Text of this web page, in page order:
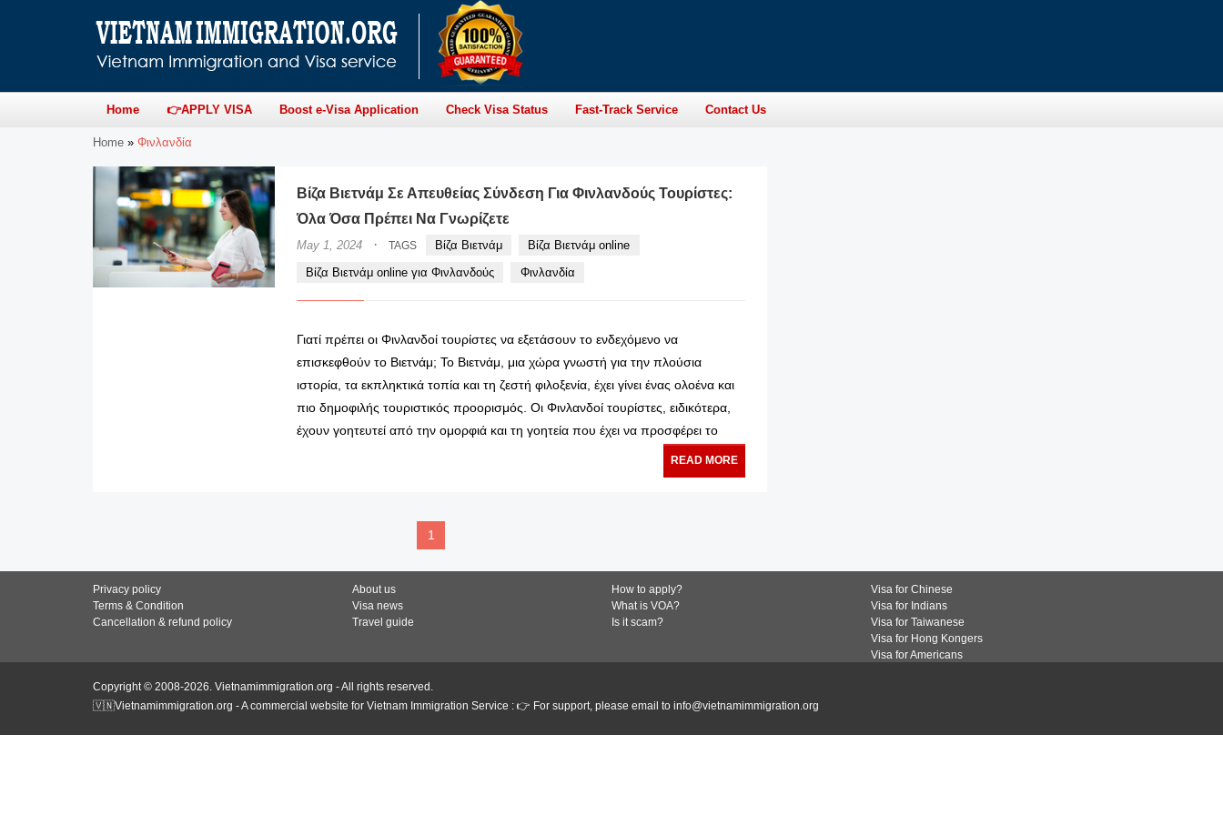
Home 👉APPLY VISA Boost e-Visa Application Check Visa Status Fast-Track Service Contact Us
Home » Φινλανδία
Βίζα Βιετνάμ Σε Απευθείας Σύνδεση Για Φινλανδούς Τουρίστες:
Όλα Όσα Πρέπει Να Γνωρίζετε
May 1, 2024 · TAGS Βίζα Βιετνάμ
Βίζα Βιετνάμ online
Βίζα Βιετνάμ online για Φινλανδούς
Φινλανδία
Γιατί πρέπει οι Φινλανδοί τουρίστες να εξετάσουν το ενδεχόμενο να
επισκεφθούν το Βιετνάμ; Το Βιετνάμ, μια χώρα γνωστή για την πλούσια
ιστορία, τα εκπληκτικά τοπία και τη ζεστή φιλοξενία, έχει γίνει ένας ολοένα και
πιο δημοφιλής τουριστικός προορισμός. Οι Φινλανδοί τουρίστες, ειδικότερα,
έχουν γοητευτεί από την ομορφιά και τη γοητεία που έχει να προσφέρει το
READ MORE
1
Privacy policy
Terms & Condition
Cancellation & refund policy
About us
Visa news
Travel guide
How to apply?
What is VOA?
Is it scam?
Visa for Chinese
Visa for Indians
Visa for Taiwanese
Visa for Hong Kongers
Visa for Americans
Copyright © 2008-2026. Vietnamimmigration.org - All rights reserved.
🇻🇳Vietnamimmigration.org - A commercial website for Vietnam Immigration Service : 👉 For support, please email to info@vietnamimmigration.org